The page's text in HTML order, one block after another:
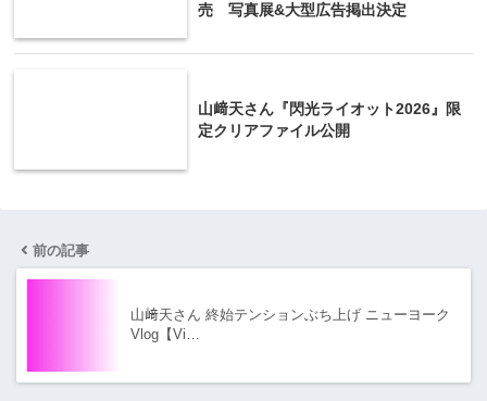
売 写真展&大型広告掲出決定
山﨑天さん『閃光ライオット2026』限
定クリアファイル公開
前の記事
山﨑天さん 終始テンションぶち上げ ニューヨーク
Vlog【Vi…